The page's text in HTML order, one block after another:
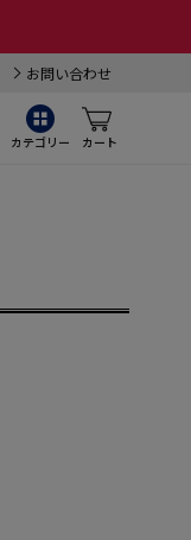
お問い合わせ
カテゴリー カート